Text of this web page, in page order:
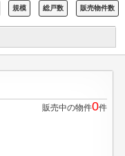
規模 総戸数 販売物件数
販売中の物件0件